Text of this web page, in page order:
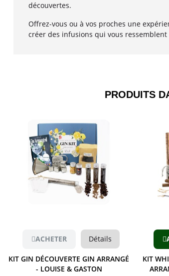
découvertes.
Offrez-vous ou à vos proches une
créer des infusions qui vous ressemblent
PRODUITS
ACHETER Détails
KIT GIN DÉCOUVERTE GIN ARRANGÉ
- LOUISE & GASTON
KIT